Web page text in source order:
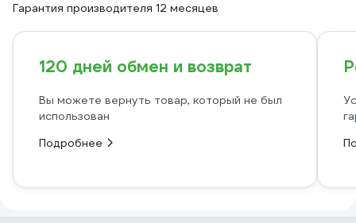
Гарантия производителя 12 месяцев
120 дней обмен и возврат
Вы можете вернуть товар, который не был
использован
Подробнее